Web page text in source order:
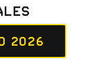
2026